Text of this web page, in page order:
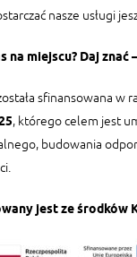
nasze usługi
na miejscu? Daj znać
sfinansowana w
, którego celem jest
budowania
jest ze środków